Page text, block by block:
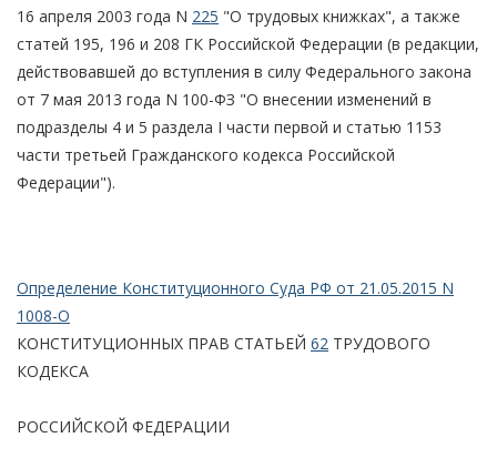
16 апреля 2003 года N 225 "О трудовых книжках", а также
статей 195, 196 и 208 ГК Российской Федерации (в редакции,
действовавшей до вступления в силу Федерального закона
от 7 мая 2013 года N 100-ФЗ "О внесении изменений в
подразделы 4 и 5 раздела I части первой и статью 1153
части третьей Гражданского кодекса Российской
Федерации").
Определение Конституционного Суда РФ от 21.05.2015 N
1008-О
КОНСТИТУЦИОННЫХ ПРАВ СТАТЬЕЙ 62 ТРУДОВОГО
КОДЕКСА
РОССИЙСКОЙ ФЕДЕРАЦИИ